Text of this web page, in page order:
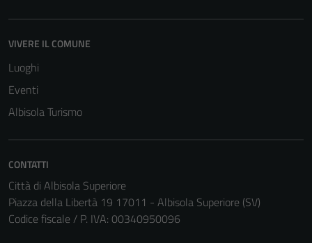
VIVERE IL COMUNE
Luoghi
Eventi
Albisola Turismo
CONTATTI
Città di Albisola Superiore
Piazza della Libertà 19 17011 - Albisola Superiore (SV)
Codice fiscale / P. IVA: 00340950096